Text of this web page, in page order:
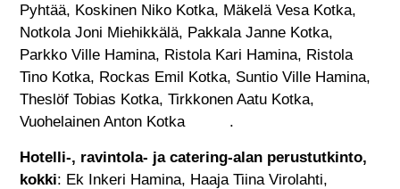
Pyhtää, Koskinen Niko Kotka, Mäkelä Vesa Kotka,
Notkola Joni Miehikkälä, Pakkala Janne Kotka,
Parkko Ville Hamina, Ristola Kari Hamina, Ristola
Tino Kotka, Rockas Emil Kotka, Suntio Ville Hamina,
Theslöf Tobias Kotka, Tirkkonen Aatu Kotka,
Vuohelainen Anton Kotka .
Hotelli-, ravintola- ja catering-alan perustutkinto,
kokki: Ek Inkeri Hamina, Haaja Tiina Virolahti,